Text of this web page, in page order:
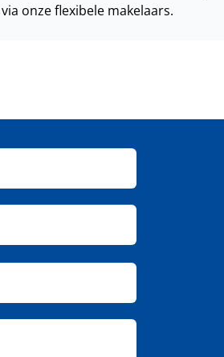
onze flexibele makelaars.